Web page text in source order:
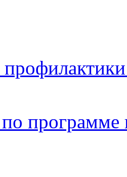
программе